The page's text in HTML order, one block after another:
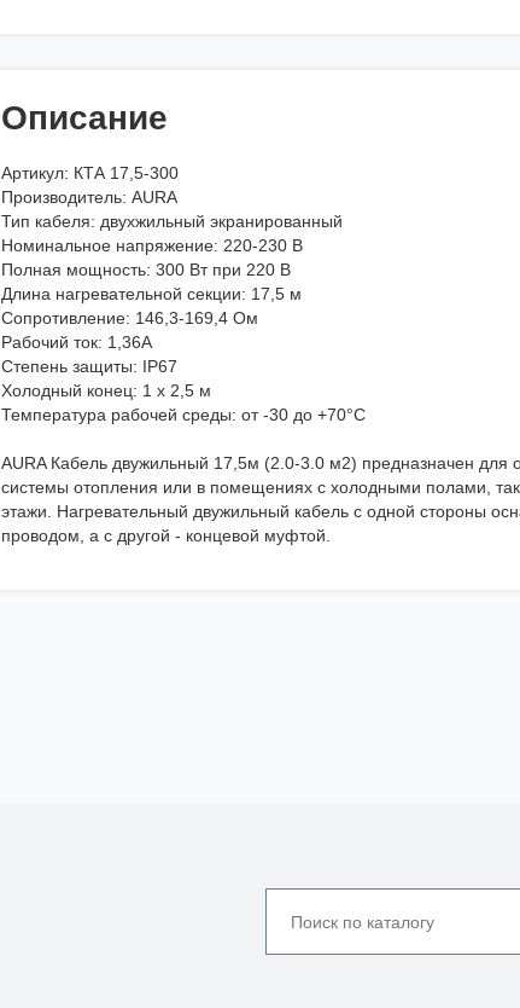
Описание
Артикул: КТА 17,5-300
Производитель: AURA
Тип кабеля: двухжильный экранированный
Номинальное напряжение: 220-230 В
Полная мощность: 300 Вт при 220 В
Длина нагревательной секции: 17,5 м
Сопротивление: 146,3-169,4 Ом
Рабочий ток: 1,36А
Степень защиты: IP67
Холодный конец: 1 х 2,5 м
Температура рабочей среды: от -30 до +70°C
AURA Кабель двужильный 17,5м (2.0-3.0 м2) предназначен для
системы отопления или в помещениях с холодными полами,
этажи. Нагревательный двужильный кабель с одной стороны
проводом, а с другой - концевой муфтой.